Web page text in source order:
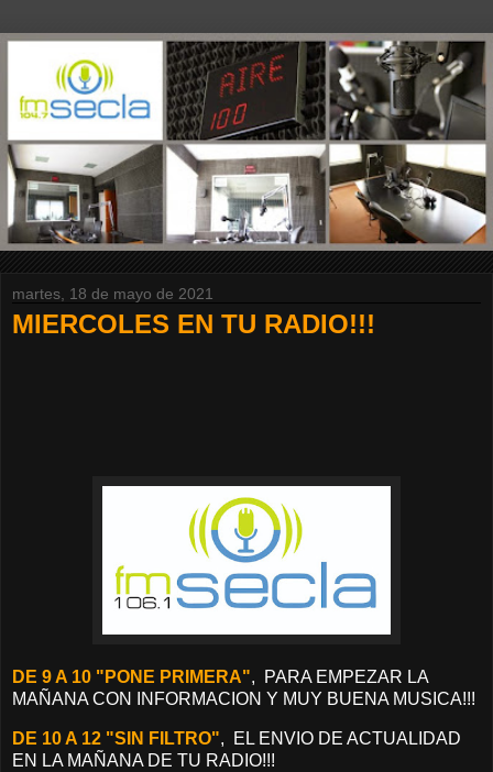
martes, 18 de mayo de 2021
MIERCOLES EN TU RADIO!!!
DE 9 A 10 "PONE PRIMERA", PARA EMPEZAR LA
MAÑANA CON INFORMACION Y MUY BUENA MUSICA!!!
DE 10 A 12 "SIN FILTRO", EL ENVIO DE ACTUALIDAD
EN LA MAÑANA DE TU RADIO!!!